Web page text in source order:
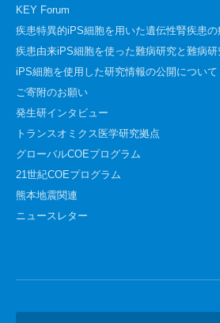
KEY Forum
疾患特異的iPS細胞を用いた遺伝性腎疾患の
疾患由来iPS細胞を使った難病研究と難病研
iPS細胞を使用した研究情報の公開について
ご寄附のお願い
発生研インタビュー
トランスオミクス医学研究拠点
グローバルCOEプログラム
21世紀COEプログラム
熊本地震関連
ニュースレター